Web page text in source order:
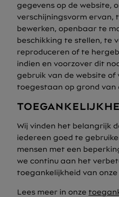
gegevens op de website,
verschijningsvorm ervan,
bewerken, openbaar te
beschikking te stellen, te
reproduceren of te
indien en voorzover dit
gebruik van de website of
toegestaan op grond van
Wij vinden het belangrijk
iedereen goed te
mensen met een
we continu aan het
toegankelijkheid van
Lees meer in onze